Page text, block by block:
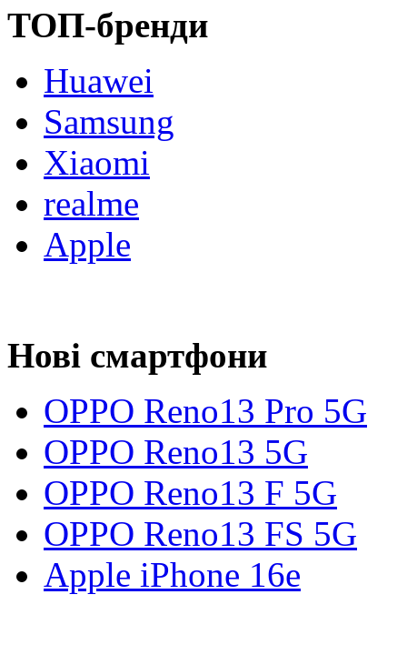
ТОП-бренди
Huawei
Samsung
Xiaomi
realme
Apple
Нові смартфони
OPPO Reno13 Pro 5G
OPPO Reno13 5G
OPPO Reno13 F 5G
OPPO Reno13 FS 5G
Apple iPhone 16e